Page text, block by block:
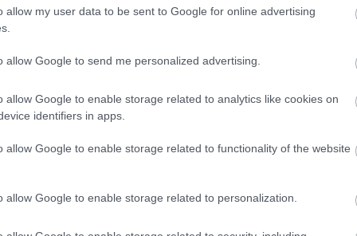
allow my user data to be sent to Google for online advertising
allow Google to send me personalized advertising.
allow Google to enable storage related to analytics like cookies on
identifiers in apps.
allow Google to enable storage related to functionality of the website
allow Google to enable storage related to personalization.
se să mențină un echilibru și o ordine în
pentru care ideea de suflet pereche și
În căsnicie, nativii Pești își doresc să
și înălțătoare, punând relația pe primul
comune.
provocărilor moderne, angajamentul față
pot rămâne valori centrale în viața unor
că, indiferent de semnul zodiacal, fiecare